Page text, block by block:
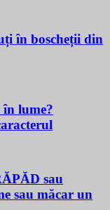
în boscheții din
în lume?
sau
sau măcar un